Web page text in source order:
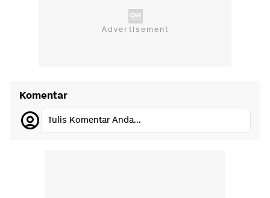
Komentar
Tulis Komentar Anda...